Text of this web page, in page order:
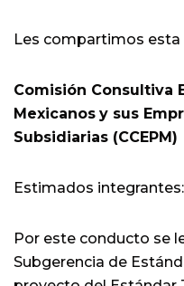
Les compartimos
Comisión Consultiva
Mexicanos y sus
Subsidiarias (CCEPM)
Estimados integrantes:
Por este conducto se
Subgerencia de